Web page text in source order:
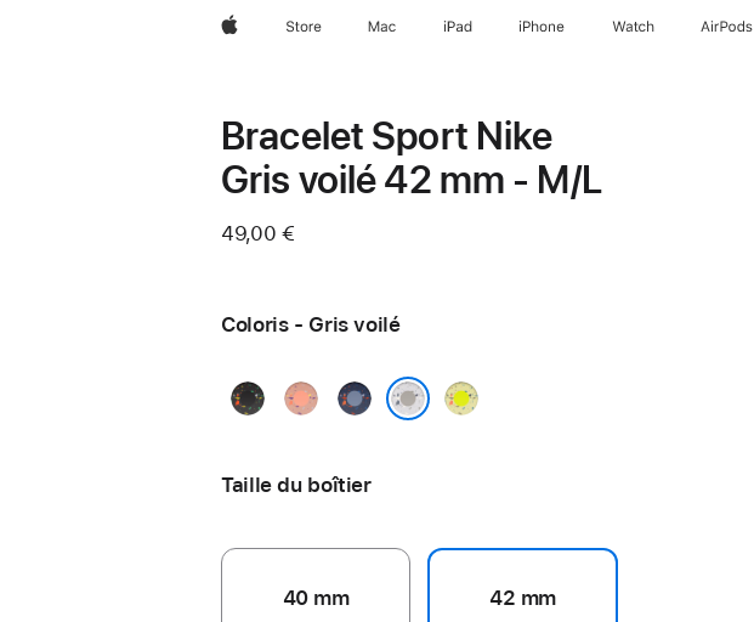
AppleStore Mac iPad iPhone Watch AirPods
Bracelet Sport Nike
Gris voilé 42 mm - M/L
49,00 €
Coloris - Gris voilé
Noir
Rose
Blue
Ribbon
Volt
Taille du boîtier
40 mm 42 mm